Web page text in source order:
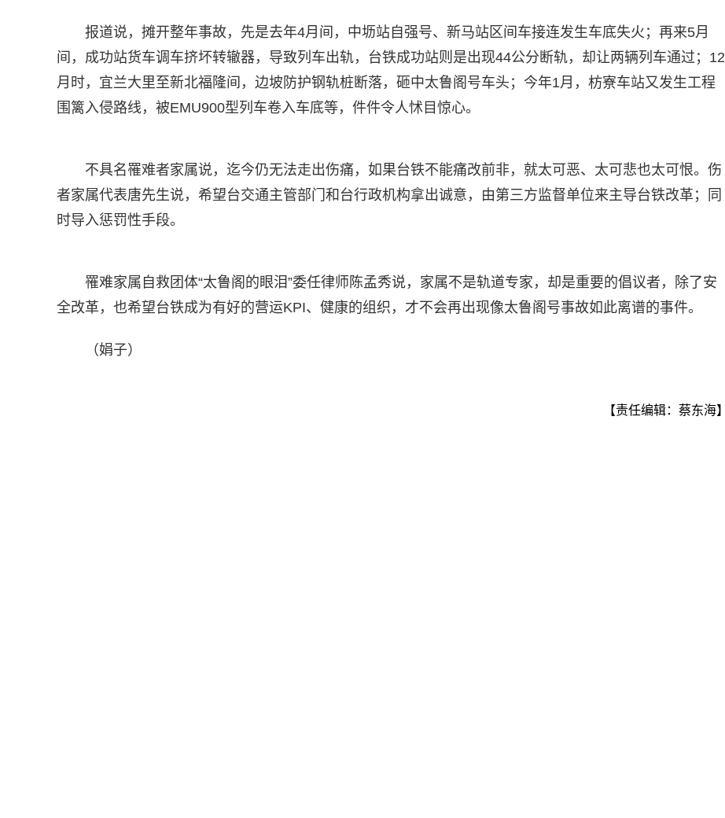
报道说，摊开整年事故，先是去年4月间，中坜站自强号、新马站区间车接连发生车底失火；再来5月
间，成功站货车调车挤坏转辙器，导致列车出轨，台铁成功站则是出现44公分断轨，却让两辆列车通过；12
月时，宜兰大里至新北福隆间，边坡防护钢轨桩断落，砸中太鲁阁号车头；今年1月，枋寮车站又发生工程
围篱入侵路线，被EMU900型列车卷入车底等，件件令人怵目惊心。
不具名罹难者家属说，迄今仍无法走出伤痛，如果台铁不能痛改前非，就太可恶、太可悲也太可恨。伤
者家属代表唐先生说，希望台交通主管部门和台行政机构拿出诚意，由第三方监督单位来主导台铁改革；同
时导入惩罚性手段。
罹难家属自救团体“太鲁阁的眼泪”委任律师陈孟秀说，家属不是轨道专家，却是重要的倡议者，除了安
全改革，也希望台铁成为有好的营运KPI、健康的组织，才不会再出现像太鲁阁号事故如此离谱的事件。
（娟子）
【责任编辑：蔡东海】